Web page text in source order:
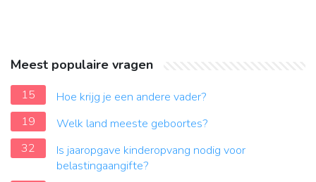
Meest populaire vragen
15
Hoe krijg je een andere vader?
19
Welk land meeste geboortes?
32
Is jaaropgave kinderopvang nodig voor
belastingaangifte?